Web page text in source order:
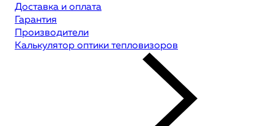
Доставка и оплата
Гарантия
Производители
Калькулятор оптики тепловизоров